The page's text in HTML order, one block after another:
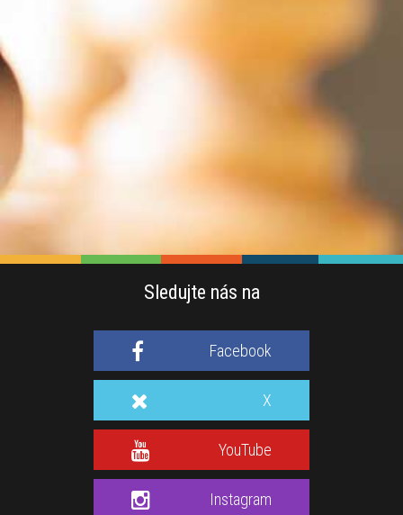
Sledujte nás na
Facebook
X
YouTube
Instagram